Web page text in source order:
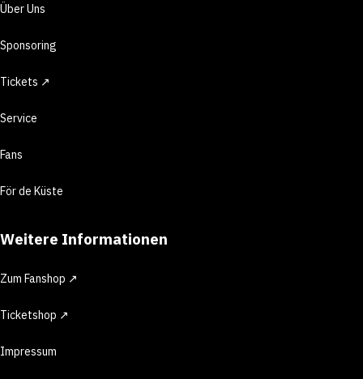
Über Uns
Sponsoring
Tickets ↗
Service
Fans
För de Küste
Weitere Informationen
Zum Fanshop ↗
Ticketshop ↗
Impressum